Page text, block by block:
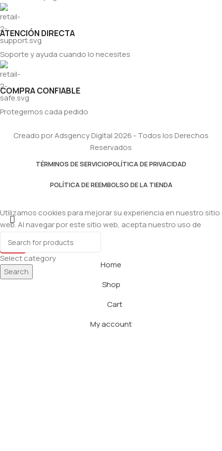
ATENCIÓN DIRECTA
Soporte y ayuda cuando lo necesites
COMPRA CONFIABLE
Protegemos cada pedido
Creado por Adsgency Digital 2026 - Todos los Derechos
Reservados
TÉRMINOS DE SERVICIOPOLÍTICA DE PRIVACIDAD
POLÍTICA DE REEMBOLSO DE LA TIENDA
Select category
Search
Utilizamos cookies para mejorar su experiencia en nuestro sitio
web. Al navegar por este sitio web, acepta nuestro uso de
Accept
Home
Shop
Cart
My account